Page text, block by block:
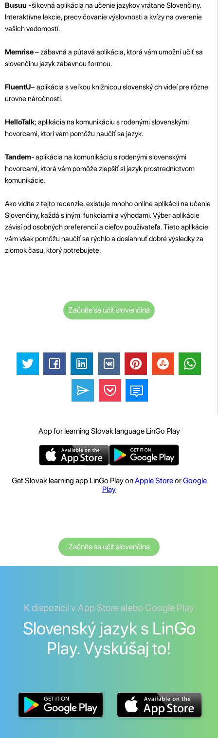
Busuu -šikovná aplikácia na učenie jazykov vrátane Slovenčiny.
Interaktívne lekcie, precvičovanie výslovnosti a kvízy na overenie
vašich vedomostí.
Memrise– zábavná a pútavá aplikácia, ktorá vám umožní učiť sa
slovenčinu jazyk zábavnou formou.
FluentU– aplikácia s veľkou knižnicou slovenský ch videí pre rôzne
úrovne náročnosti.
HelloTalk; aplikácia na komunikáciu s rodenými slovenskými
hovorcami, ktorí vám pomôžu naučiť sa jazyk.
Tandem- aplikácia na komunikáciu s rodenými slovenskými
hovorcami, ktorá vám pomôže zlepšiť si jazyk prostredníctvom
komunikácie.
Ako vidíte z tejto recenzie, existuje mnoho online aplikácií na učenie
Slovenčiny, každá s inými funkciami a výhodami. Výber aplikácie
závisí od osobných preferencií a cieľov používateľa. Tieto aplikácie
vám však pomôžu naučiť sa rýchlo a dosiahnuť dobré výsledky za
zlomok času, ktorý potrebujete.
Začnite sa učiť slovenčina
App for learning Slovak language LinGo Play
Get Slovak learning app LinGo Play onApple StoreorGoogle
Play
Začnite sa učiť slovenčina
K dispozícii v App Store alebo Google Play
Slovenský jazyk s LinGo
Play. Vyskúšaj to!